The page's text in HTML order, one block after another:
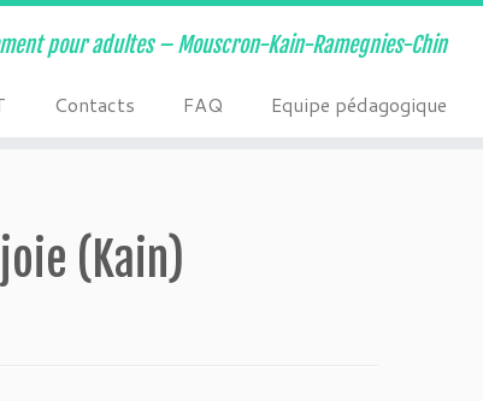
pour adultes – Mouscron-Kain-Ramegnies-Chin
Contacts FAQ Equipe pédagogique
(Kain)